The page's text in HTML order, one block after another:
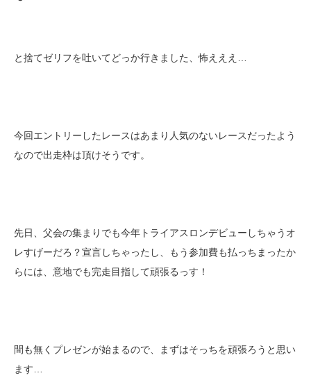
と捨てゼリフを吐いてどっか行きました、怖えええ…
今回エントリーしたレースはあまり人気のないレースだったよう
なので出走枠は頂けそうです。
先日、父会の集まりでも今年トライアスロンデビューしちゃうオ
レすげーだろ？宣言しちゃったし、もう参加費も払っちまったか
らには、意地でも完走目指して頑張るっす！
間も無くプレゼンが始まるので、まずはそっちを頑張ろうと思い
ます…